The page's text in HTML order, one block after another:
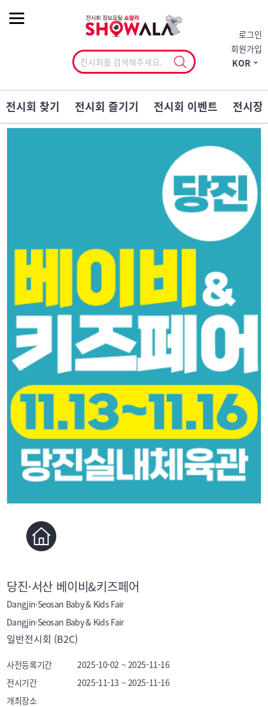
로그인
회원가입
KOR
전시회 찾기 전시회 즐기기 전시회 이벤트 전시장
당진·서산 베이비&키즈페어
Dangjin·Seosan Baby & Kids Fair
Dangjin·Seosan Baby & Kids Fair
일반전시회 (B2C)
사전등록기간
2025-10-02 ~ 2025-11-16
전시기간
2025-11-13 ~ 2025-11-16
개최장소